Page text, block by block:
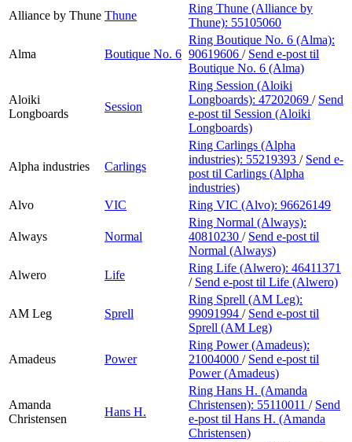
Alliance by Thune Thune
Ring Thune (Alliance by
Thune): 55105060
Alma Boutique No. 6
Ring Boutique No. 6 (Alma):
90619606 / Send e-post til
Boutique No. 6 (Alma)
Aloiki
Longboards
Session
Ring Session (Aloiki
Longboards): 47202069 / Send
e-post til Session (Aloiki
Longboards)
Alpha industries Carlings
Ring Carlings (Alpha
industries): 55219393 / Send e-
post til Carlings (Alpha
industries)
Alvo
VIC Ring VIC (Alvo): 96626149
Always Normal
Ring Normal (Always):
40810230 / Send e-post til
Normal (Always)
Alwero
Life
Ring Life (Alwero): 46411371
/ Send e-post til Life (Alwero)
AM Leg Sprell
Ring Sprell (AM Leg):
99091994 / Send e-post til
Sprell (AM Leg)
Amadeus Power
Ring Power (Amadeus):
21004000 / Send e-post til
Power (Amadeus)
Amanda
Christensen
Hans H.
Ring Hans H. (Amanda
Christensen): 55110011 / Send
e-post til Hans H. (Amanda
Christensen)